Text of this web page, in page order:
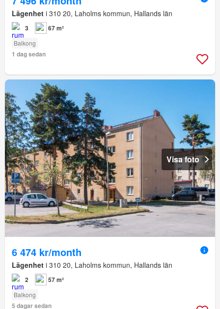
Lägenhet i 310 20, Laholms kommun, Hallands län
3 67 m²
Balkong
1 dag sedan
Visa foto
6 474 kr/month
Lägenhet i 310 20, Laholms kommun, Hallands län
2 57 m²
Balkong
5 dagar sedan